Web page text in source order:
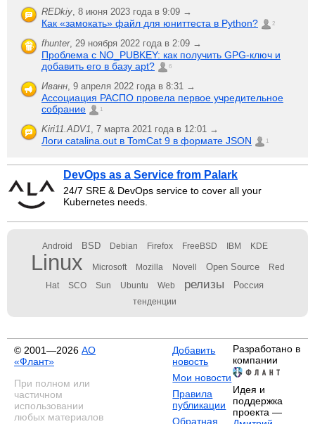
REDkiy, 8 июня 2023 года в 9:09 →
Как «замокать» файл для юниттеста в Python? 2
fhunter, 29 ноября 2022 года в 2:09 →
Проблема с NO_PUBKEY: как получить GPG-ключ и
добавить его в базу apt?
6
Иванн, 9 апреля 2022 года в 8:31 →
Ассоциация РАСПО провела первое учредительное
собрание
1
Kiri11.ADV1, 7 марта 2021 года в 12:01 →
Логи catalina.out в TomCat 9 в формате JSON 1
DevOps as a Service from Palark
24/7 SRE & DevOps service to cover all your
Kubernetes needs.
Android BSD Debian Firefox FreeBSD IBM KDE
Linux Microsoft Mozilla Novell Open Source Red
Hat SCO Sun Ubuntu Web релизы Россия
тенденции
© 2001—2026 АО
«Флант»
При полном или
частичном
использовании
любых материалов
Добавить
новость
Мои новости
Правила
публикации
Обратная
Разработано в
компании
Идея и
поддержка
проекта —